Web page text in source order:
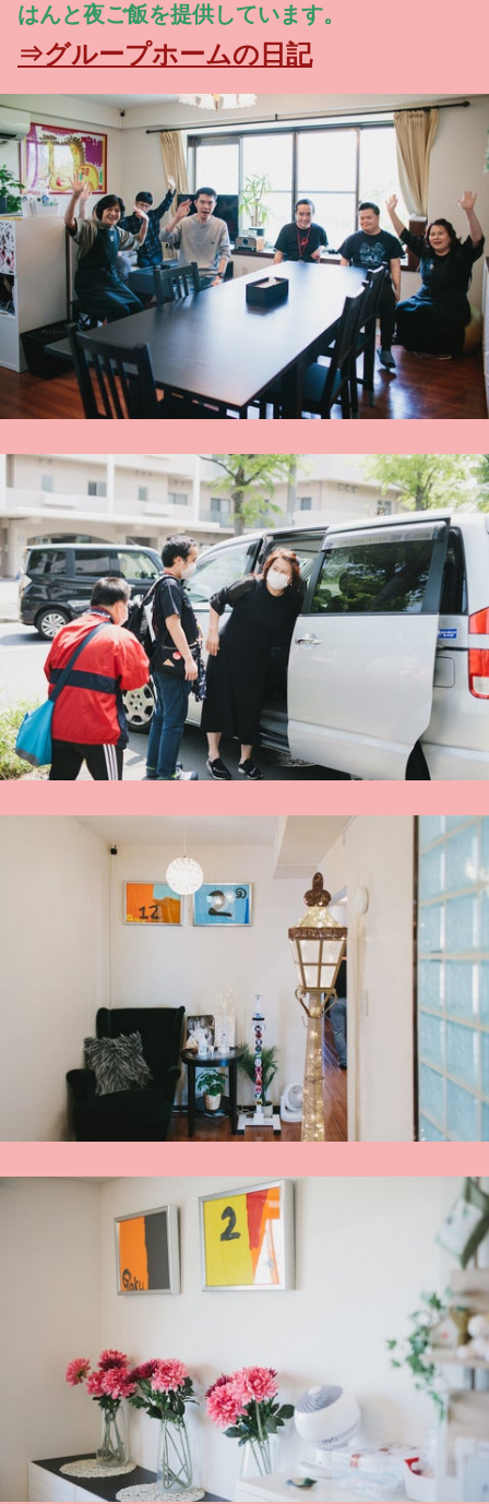
はんと夜ご飯を提供しています。
⇒グループホームの日記